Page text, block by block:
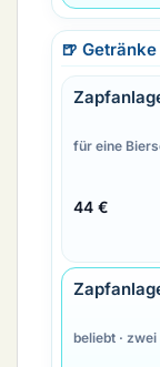
🍺
für eine
44 €
beliebt ·